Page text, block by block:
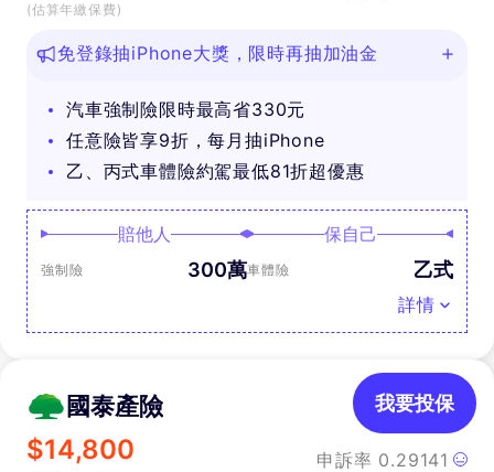
(估算年繳保費)
免登錄抽iPhone大獎，限時再抽加油金
汽車強制險限時最高省330元
任意險皆享9折，每月抽iPhone
乙、丙式車體險約駕最低81折超優惠
賠他人
強制險 300萬
保自己
車體險 乙式
詳情
國泰產險
$14,800 申訴率 0.29141
我要投保